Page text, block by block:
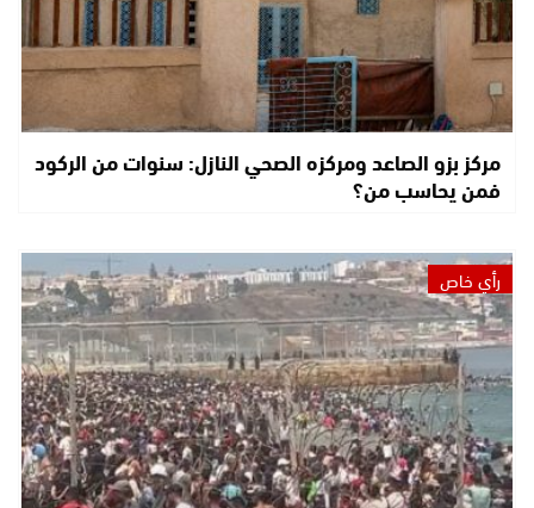
مركز بزو الصاعد ومركزه الصحي النازل: سنوات من الركود
فمن يحاسب من؟
رأي خاص